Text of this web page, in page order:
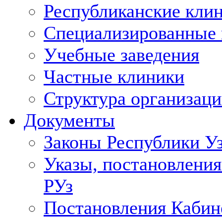
Республиканские
Учебные заведения
Частные клиники
Структура
Документы
Законы Республики
Указы,
РУз
Постановления